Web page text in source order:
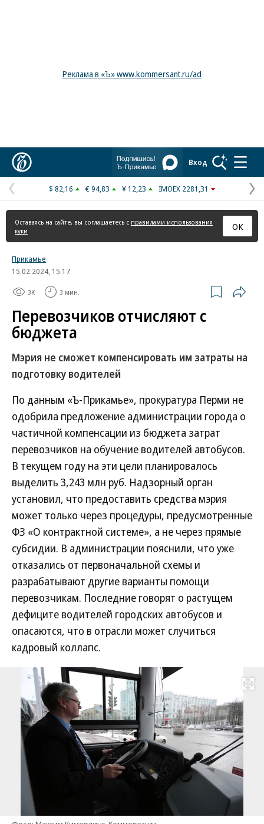
Реклама в «Ъ» www.kommersant.ru/ad
Вход
Предыдущая
страница
$ 82,16 € 94,83 ¥ 12,23 IMOEX 2281,31
Оставаясь на сайте, вы соглашаетесь с правилами использования
куки
ОК
Прикамье
15.02.2024, 15:17
3K 3 мин.
Перевозчиков отчисляют с
бюджета
Мэрия не сможет компенсировать им затраты на
подготовку водителей
По данным «Ъ-Прикамье», прокуратура Перми не
одобрила предложение администрации города о
частичной компенсации из бюджета затрат
перевозчиков на обучение водителей автобусов.
В текущем году на эти цели планировалось
выделить 3,243 млн руб. Надзорный орган
установил, что предоставить средства мэрия
может только через процедуры, предусмотренные
ФЗ «О контрактной системе», а не через прямые
субсидии. В администрации пояснили, что уже
отказались от первоначальной схемы и
разрабатывают другие варианты помощи
перевозчикам. Последние говорят о растущем
дефиците водителей городских автобусов и
опасаются, что в отрасли может случиться
кадровый коллапс.
Развернуть